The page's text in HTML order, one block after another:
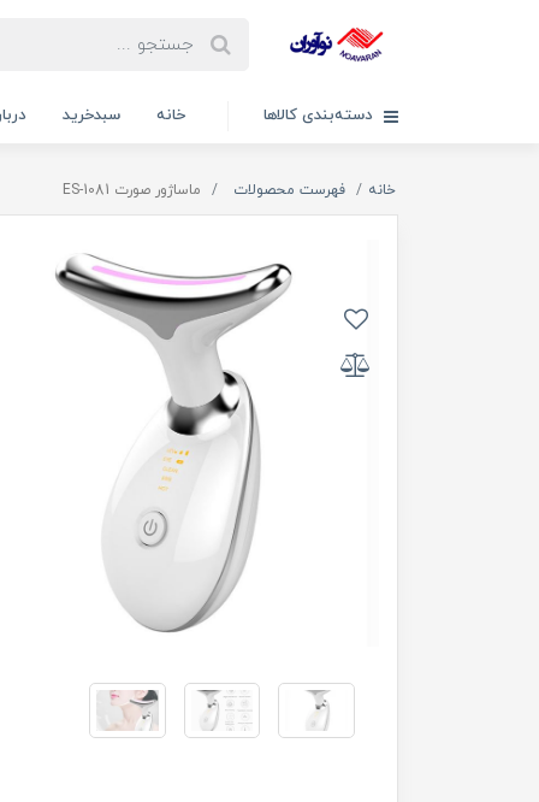
دسته‌بندی کالاها خانه سبدخرید
خانه فهرست محصولات ماساژور صورت ES-1081